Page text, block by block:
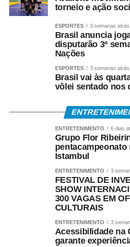
torneio e ação
ESPORTES 3 semanas atrás
Brasil anuncia
disputarão 3ª
Nações
ESPORTES 3 semanas atrás
Brasil vai às
vôlei sentado nos
ENTRETENIMENTO 6 dias
Grupo Flor
pentacampeonato
Istambul
ENTRETENIMENTO 3
FESTIVAL DE
SHOW
300 VAGAS EM
CULTURAIS
ENTRETENIMENTO 3
Acessibilidade na
garante